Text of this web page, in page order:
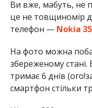
Ви вже, мабуть, не
це не товщиномір
телефон — Nokia
На фото можна
збереженому стані.
тримає 6 днів
смартфон стільки